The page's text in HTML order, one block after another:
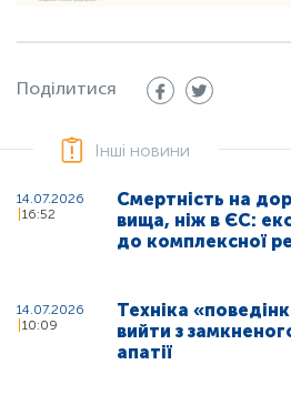
Поділитися
Інші новини
14.07.2026
16:52
Смертність на
вища, ніж в ЄС:
до комплексної
14.07.2026
10:09
Техніка
вийти з
апатії